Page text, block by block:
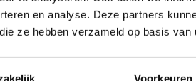
en analyse. Deze partners
ze hebben verzameld op basis
Voorkeuren